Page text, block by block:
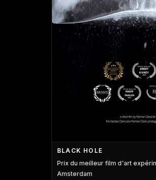
BLACK HOLE
Prix du meilleur film d'art
Amsterdam